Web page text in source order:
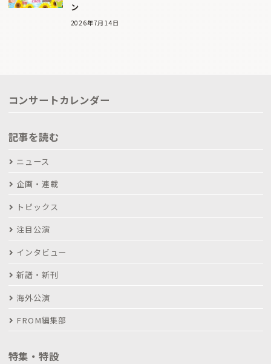
ン
2026年7月14日
コンサートカレンダー
記事を読む
ニュース
企画・連載
トピックス
注目公演
インタビュー
新譜・新刊
海外公演
FROM編集部
特集・特設